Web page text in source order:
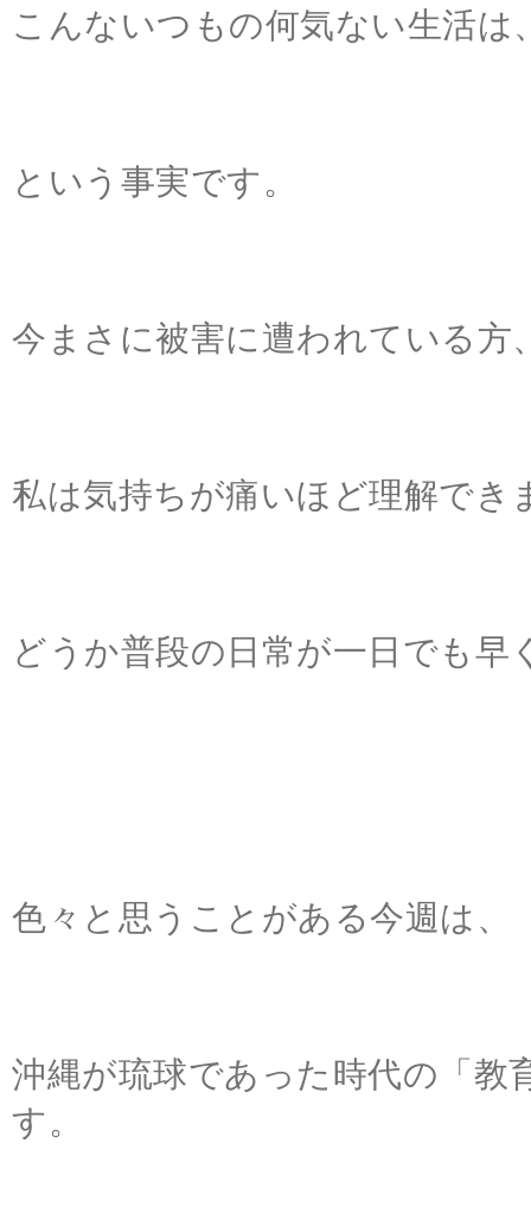
こんないつもの何気ない生活
という事実です。
今まさに被害に遭われている方
私は気持ちが痛いほど理解でき
どうか普段の日常が一日でも
色々と思うことがある今週は、
沖縄が琉球であった時代の「
す。